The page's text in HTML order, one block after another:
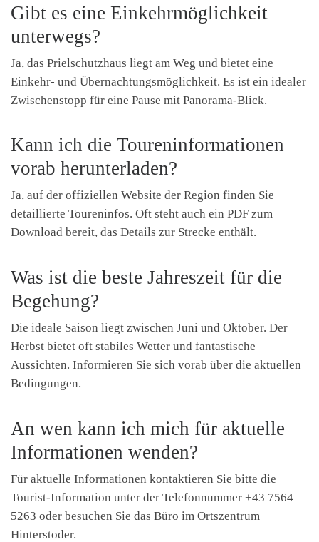
Gibt es eine Einkehrmöglichkeit
unterwegs?
Ja, das Prielschutzhaus liegt am Weg und bietet eine
Einkehr- und Übernachtungsmöglichkeit. Es ist ein idealer
Zwischenstopp für eine Pause mit Panorama-Blick.
Kann ich die Toureninformationen
vorab herunterladen?
Ja, auf der offiziellen Website der Region finden Sie
detaillierte Toureninfos. Oft steht auch ein PDF zum
Download bereit, das Details zur Strecke enthält.
Was ist die beste Jahreszeit für die
Begehung?
Die ideale Saison liegt zwischen Juni und Oktober. Der
Herbst bietet oft stabiles Wetter und fantastische
Aussichten. Informieren Sie sich vorab über die aktuellen
Bedingungen.
An wen kann ich mich für aktuelle
Informationen wenden?
Für aktuelle Informationen kontaktieren Sie bitte die
Tourist-Information unter der Telefonnummer +43 7564
5263 oder besuchen Sie das Büro im Ortszentrum
Hinterstoder.